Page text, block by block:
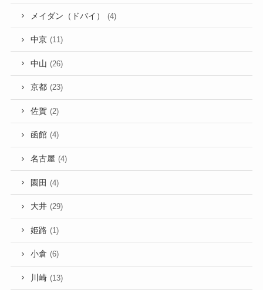
メイダン（ドバイ） (4)
中京 (11)
中山 (26)
京都 (23)
佐賀 (2)
函館 (4)
名古屋 (4)
園田 (4)
大井 (29)
姫路 (1)
小倉 (6)
川崎 (13)